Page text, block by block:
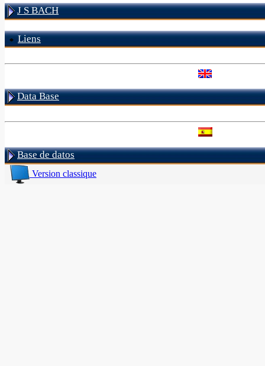
J S BACH
Liens
Data Base
Base de datos
Version classique